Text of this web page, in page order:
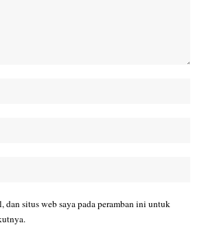
dan situs web saya pada peramban ini untuk